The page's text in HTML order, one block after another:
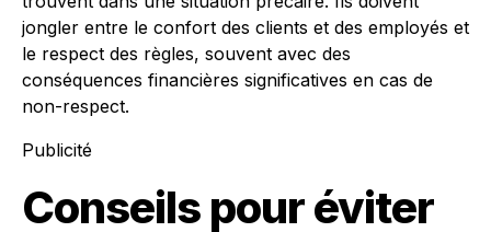
jongler entre le confort des clients et des employés et
le respect des règles, souvent avec des
conséquences financières significatives en cas de
non-respect.
Publicité
Conseils pour éviter